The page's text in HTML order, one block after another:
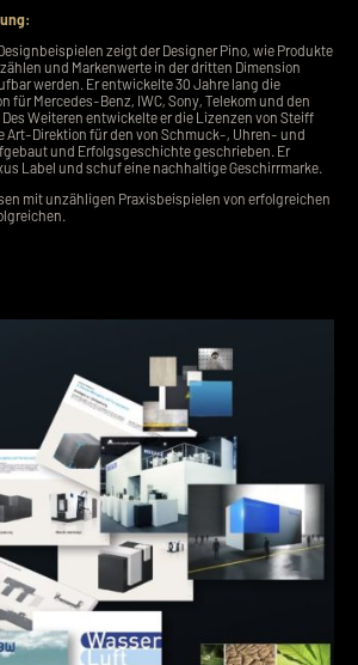
zeigt der Designer Pino, wie Produkte
und Markenwerte in der dritten Dimension
werden. Er entwickelte 30 Jahre lang die
für Mercedes-Benz, IWC, Sony, Telekom und den
Weiteren entwickelte er die Lizenzen von Steiff
Art-Direktion für den von Schmuck-, Uhren- und
und Erfolgsgeschichte geschrieben. Er
Label und schuf eine nachhaltige Geschirrmarke.
mit unzähligen Praxisbeispielen von erfolgreichen